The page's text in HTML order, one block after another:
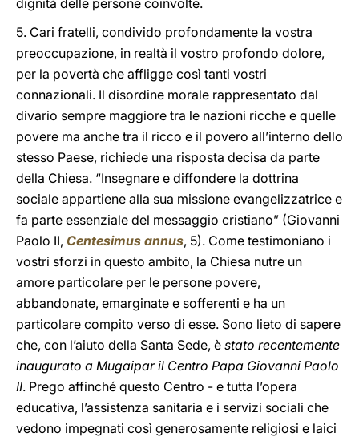
dignità delle persone coinvolte.
5. Cari fratelli, condivido profondamente la vostra
preoccupazione, in realtà il vostro profondo dolore,
per la povertà che affligge così tanti vostri
connazionali. Il disordine morale rappresentato dal
divario sempre maggiore tra le nazioni ricche e quelle
povere ma anche tra il ricco e il povero all’interno dello
stesso Paese, richiede una risposta decisa da parte
della Chiesa. “Insegnare e diffondere la dottrina
sociale appartiene alla sua missione evangelizzatrice e
fa parte essenziale del messaggio cristiano” (Giovanni
Paolo II, Centesimus annus, 5). Come testimoniano i
vostri sforzi in questo ambito, la Chiesa nutre un
amore particolare per le persone povere,
abbandonate, emarginate e sofferenti e ha un
particolare compito verso di esse. Sono lieto di sapere
che, con l’aiuto della Santa Sede, è stato recentemente
inaugurato a Mugaipar il Centro Papa Giovanni Paolo
II. Prego affinché questo Centro - e tutta l’opera
educativa, l’assistenza sanitaria e i servizi sociali che
vedono impegnati così generosamente religiosi e laici